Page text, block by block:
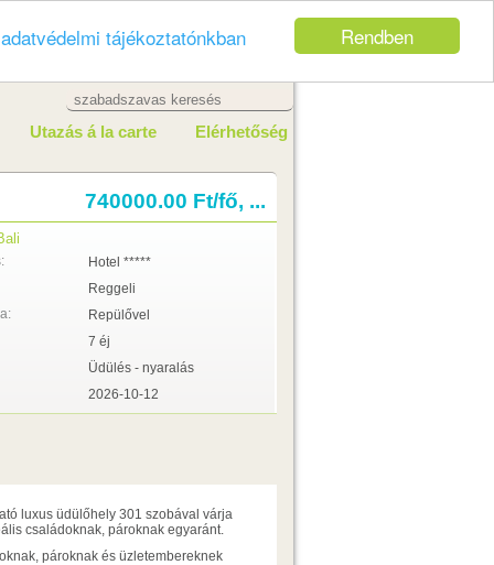
Rendben
adatvédelmi tájékoztatónkban
Utazás á la carte Elérhetőség
740000.00 Ft/fő, ...
Hotel *****
Reggeli
Repülővel
7 éj
Üdülés - nyaralás
2026-10-12
luxus üdülőhely 301 szobával várja
családoknak, pároknak egyaránt.
pároknak és üzletembereknek